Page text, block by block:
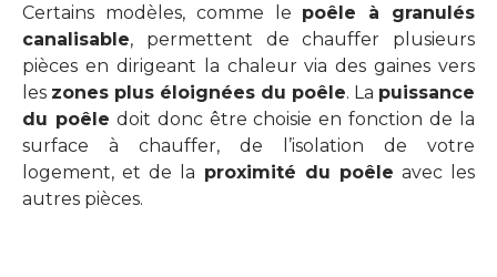
Certains modèles, comme le poêle à granulés
canalisable, permettent de chauffer plusieurs
pièces en dirigeant la chaleur via des gaines vers
les zones plus éloignées du poêle. La puissance
du poêle doit donc être choisie en fonction de la
surface à chauffer, de l’isolation de votre
logement, et de la proximité du poêle avec les
autres pièces.